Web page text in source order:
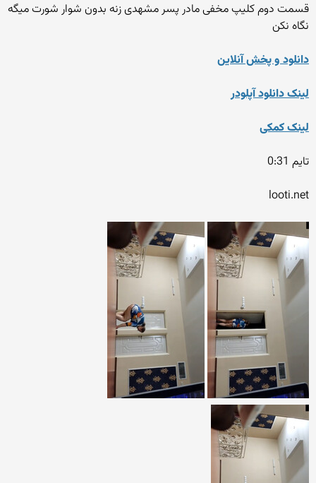
قسمت دوم کلیپ مخفی مادر پسر مشهدی زنه بدون شوار شورت میگه
نگاه نکن
دانلود و پخش آنلاین
لینک دانلود آپلودر
لینک کمکی
تایم 0:31
looti.net